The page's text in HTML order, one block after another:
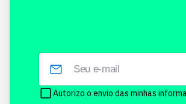
Autorizo o envio das minhas